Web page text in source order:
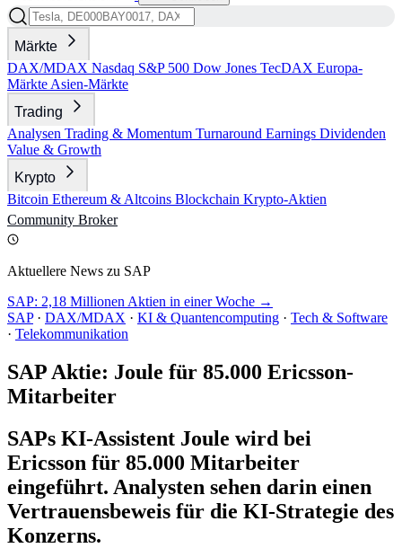
Märkte
DAX/MDAX Nasdaq S&P 500 Dow Jones TecDAX Europa-
Märkte Asien-Märkte
Trading
Analysen Trading & Momentum Turnaround Earnings Dividenden
Value & Growth
Krypto
Bitcoin Ethereum & Altcoins Blockchain Krypto-Aktien
Community Broker
Aktuellere News zu SAP
SAP: 2,18 Millionen Aktien in einer Woche →
SAP · DAX/MDAX · KI & Quantencomputing · Tech & Software
· Telekommunikation
SAP Aktie: Joule für 85.000 Ericsson-
Mitarbeiter
SAPs KI-Assistent Joule wird bei
Ericsson für 85.000 Mitarbeiter
eingeführt. Analysten sehen darin einen
Vertrauensbeweis für die KI-Strategie des
Konzerns.